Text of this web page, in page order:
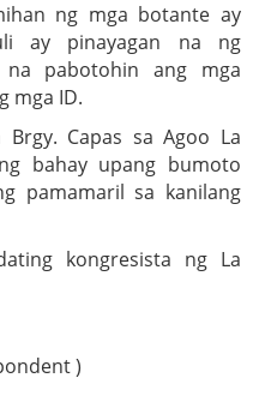
ng mga botante ay
ay pinayagan na ng
na pabotohin ang mga
mga ID.
Capas sa Agoo La
bahay upang bumoto
pamamaril sa kanilang
kongresista ng La
)